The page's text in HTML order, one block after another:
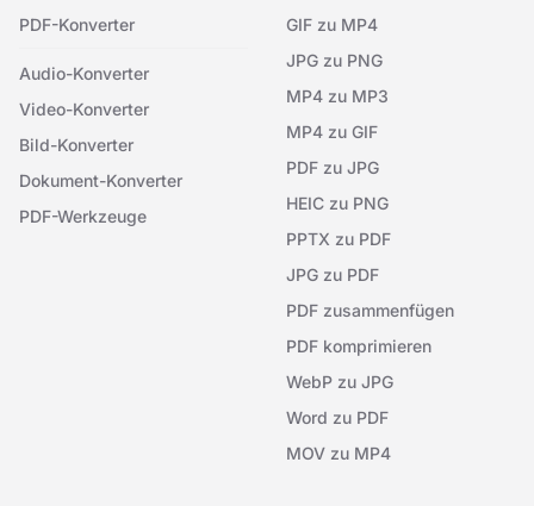
PDF-Konverter
Audio-Konverter
Video-Konverter
Bild-Konverter
Dokument-Konverter
PDF-Werkzeuge
GIF zu MP4
JPG zu PNG
MP4 zu MP3
MP4 zu GIF
PDF zu JPG
HEIC zu PNG
PPTX zu PDF
JPG zu PDF
PDF zusammenfügen
PDF komprimieren
WebP zu JPG
Word zu PDF
MOV zu MP4